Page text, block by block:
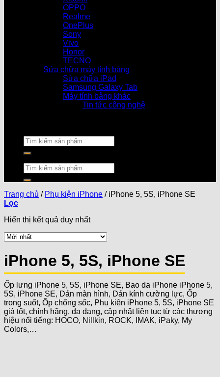
OPPO
Realme
OnePlus
Sony
Vivo
Honor
TECNO
Sửa chữa máy tính bảng
Sửa chữa iPad
Samsung Galaxy Tab
Máy tính bảng khác
Tin tức công nghệ
Trang chủ / Phụ kiện iPhone /iPhone 5, 5S, iPhone SE
Lọc
Hiển thị kết quả duy nhất
iPhone 5, 5S, iPhone SE
Ốp lưng iPhone 5, 5S, iPhone SE, Bao da iPhone iPhone 5,
5S, iPhone SE, Dán màn hình, Dán kính cường lực, Ốp
trong suốt, Ốp chống sốc, Phụ kiện iPhone 5, 5S, iPhone SE
giá tốt, chính hãng, đa dạng, cập nhật liên tục từ các thương
hiệu nổi tiếng: HOCO, Nillkin, ROCK, IMAK, iPaky, My
Colors,…